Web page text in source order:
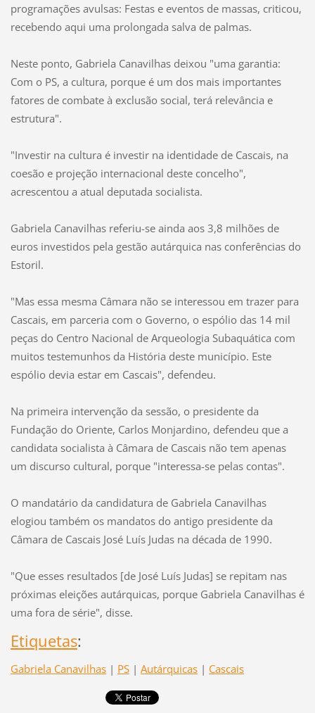
programações avulsas: Festas e eventos de massas, criticou,
recebendo aqui uma prolongada salva de palmas.
Neste ponto, Gabriela Canavilhas deixou "uma garantia:
Com o PS, a cultura, porque é um dos mais importantes
fatores de combate à exclusão social, terá relevância e
estrutura".
"Investir na cultura é investir na identidade de Cascais, na
coesão e projeção internacional deste concelho",
acrescentou a atual deputada socialista.
Gabriela Canavilhas referiu-se ainda aos 3,8 milhões de
euros investidos pela gestão autárquica nas conferências do
Estoril.
"Mas essa mesma Câmara não se interessou em trazer para
Cascais, em parceria com o Governo, o espólio das 14 mil
peças do Centro Nacional de Arqueologia Subaquática com
muitos testemunhos da História deste município. Este
espólio devia estar em Cascais", defendeu.
Na primeira intervenção da sessão, o presidente da
Fundação do Oriente, Carlos Monjardino, defendeu que a
candidata socialista à Câmara de Cascais não tem apenas
um discurso cultural, porque "interessa-se pelas contas".
O mandatário da candidatura de Gabriela Canavilhas
elogiou também os mandatos do antigo presidente da
Câmara de Cascais José Luís Judas na década de 1990.
"Que esses resultados [de José Luís Judas] se repitam nas
próximas eleições autárquicas, porque Gabriela Canavilhas é
uma fora de série", disse.
Etiquetas:
Gabriela Canavilhas | PS | Autárquicas | Cascais